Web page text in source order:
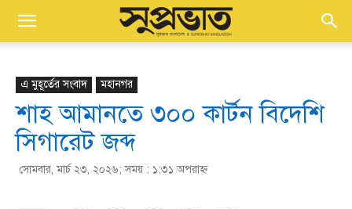
এ মুহূর্তের সংবাদ মহানগর
শাহ আমানতে ৩০০ কার্টন বিদেশি
সিগারেট জব্দ
সোমবার, মার্চ ২৩, ২০২৬; সময় : ১:৩১ অপরাহ্ণ